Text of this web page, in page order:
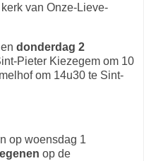
van Onze-Lieve-
donderdag 2
Pieter Kiezegem om 10
om 14u30 te Sint-
op woensdag 1
op de